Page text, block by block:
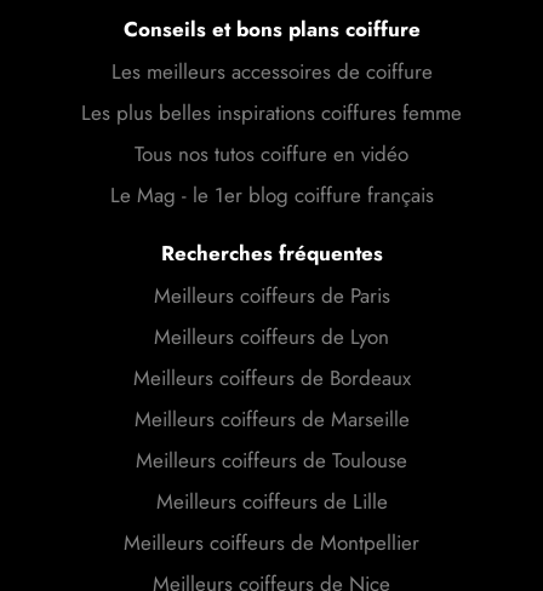
Conseils et bons plans coiffure
Les meilleurs accessoires de coiffure
Les plus belles inspirations coiffures femme
Tous nos tutos coiffure en vidéo
Le Mag - le 1er blog coiffure français
Recherches fréquentes
Meilleurs coiffeurs de Paris
Meilleurs coiffeurs de Lyon
Meilleurs coiffeurs de Bordeaux
Meilleurs coiffeurs de Marseille
Meilleurs coiffeurs de Toulouse
Meilleurs coiffeurs de Lille
Meilleurs coiffeurs de Montpellier
Meilleurs coiffeurs de Nice